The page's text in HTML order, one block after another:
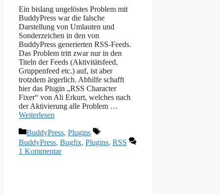
Ein bislang ungelöstes Problem mit
BuddyPress war die falsche
Darstellung von Umlauten und
Sonderzeichen in den von
BuddyPress generierten RSS-Feeds.
Das Problem tritt zwar nur in den
Titeln der Feeds (Aktivitätsfeed,
Gruppenfeed etc.) auf, ist aber
trotzdem ärgerlich. Abhilfe schafft
hier das Plugin „RSS Character
Fixer“ von Ali Erkurt, welches nach
der Aktivierung alle Problem …
Weiterlesen
Kategorien
BuddyPress, Plugins
Schlagwörter
BuddyPress, Bugfix, Plugins, RSS
1 Kommentar